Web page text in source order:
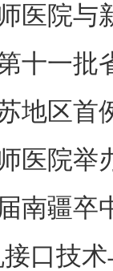
医院与
十一批
代
地区首
开
医院举
展
南疆卒
显
接口技